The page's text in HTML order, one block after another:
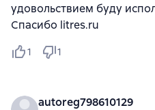
удовольствием буду
Спасибо litres.ru
1 1
autoreg798610129